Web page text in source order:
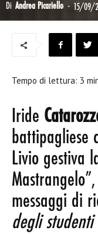
Di Andrea Picariello - 15/09/
Tempo di lettura: 3
Iride
battipagliese
Livio gestiva
messaggi di
degli